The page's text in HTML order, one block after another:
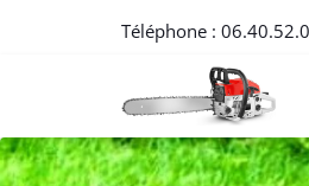
Téléphone :